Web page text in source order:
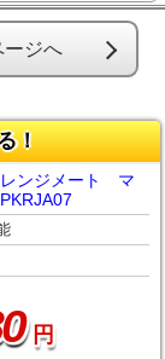
ージへ
！
ンジメート マ
円